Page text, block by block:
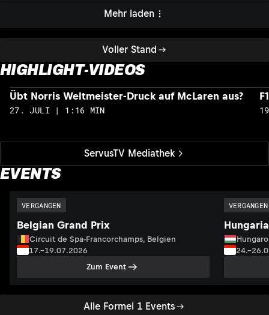
Voller Stand
Mehr laden
HIGHLIGHT-VIDEOS
ServusTV Mediathek
Übt Norris Weltmeister-Druck auf McLaren aus?
27. JULI | 1:16 MIN
EVENTS
Alle Formel 1 Events
VERGANGEN
Belgian Grand Prix
Circuit de Spa-Francorchamps, Belgien
17.–19.07.2026
Zum Event
VERGANGEN